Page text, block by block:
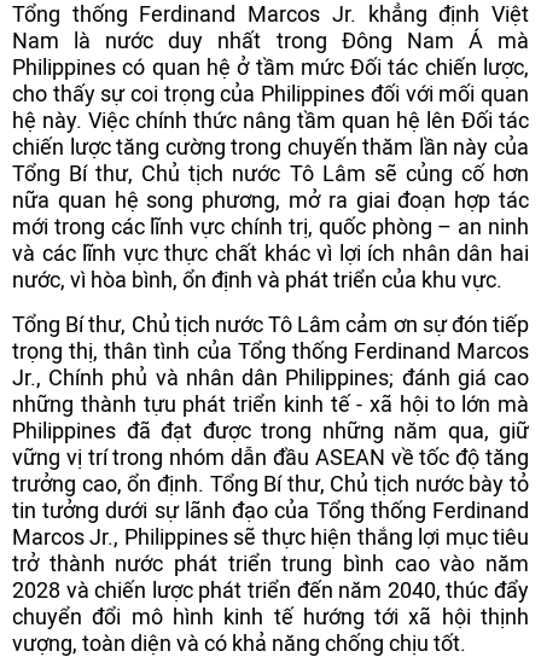
Tổng thống Ferdinand Marcos Jr. khẳng định Việt
Nam là nước duy nhất trong Đông Nam Á mà
Philippines có quan hệ ở tầm mức Đối tác chiến lược,
cho thấy sự coi trọng của Philippines đối với mối quan
hệ này. Việc chính thức nâng tầm quan hệ lên Đối tác
chiến lược tăng cường trong chuyến thăm lần này của
Tổng Bí thư, Chủ tịch nước Tô Lâm sẽ củng cố hơn
nữa quan hệ song phương, mở ra giai đoạn hợp tác
mới trong các lĩnh vực chính trị, quốc phòng – an ninh
và các lĩnh vực thực chất khác vì lợi ích nhân dân hai
nước, vì hòa bình, ổn định và phát triển của khu vực.
Tổng Bí thư, Chủ tịch nước Tô Lâm cảm ơn sự đón tiếp
trọng thị, thân tình của Tổng thống Ferdinand Marcos
Jr., Chính phủ và nhân dân Philippines; đánh giá cao
những thành tựu phát triển kinh tế - xã hội to lớn mà
Philippines đã đạt được trong những năm qua, giữ
vững vị trí trong nhóm dẫn đầu ASEAN về tốc độ tăng
trưởng cao, ổn định. Tổng Bí thư, Chủ tịch nước bày tỏ
tin tưởng dưới sự lãnh đạo của Tổng thống Ferdinand
Marcos Jr., Philippines sẽ thực hiện thắng lợi mục tiêu
trở thành nước phát triển trung bình cao vào năm
2028 và chiến lược phát triển đến năm 2040, thúc đẩy
chuyển đổi mô hình kinh tế hướng tới xã hội thịnh
vượng, toàn diện và có khả năng chống chịu tốt.